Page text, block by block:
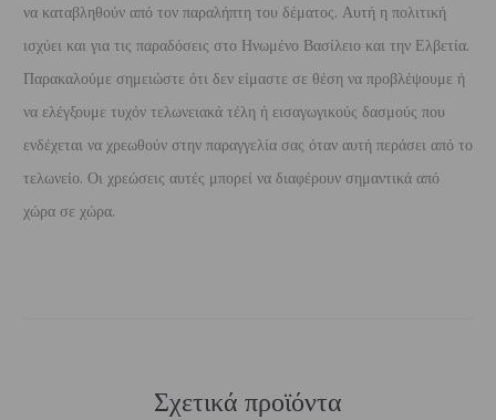
να καταβληθούν από τον παραλήπτη του δέματος. Αυτή η πολιτική
ισχύει και για τις παραδόσεις στο Ηνωμένο Βασίλειο και την Ελβετία.
Παρακαλούμε σημειώστε ότι δεν είμαστε σε θέση να προβλέψουμε ή
να ελέγξουμε τυχόν τελωνειακά τέλη ή εισαγωγικούς δασμούς που
ενδέχεται να χρεωθούν στην παραγγελία σας όταν αυτή περάσει από το
τελωνείο. Οι χρεώσεις αυτές μπορεί να διαφέρουν σημαντικά από
χώρα σε χώρα.
Σχετικά προϊόντα